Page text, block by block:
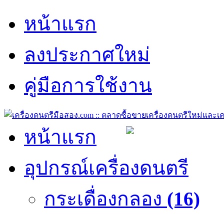
หน้าแรก
ลงประกาศใหม่
คู่มือการใช้งาน
หน้าแรก
อุปกรณ์เครื่องดนตรี
กระเดื่องกลอง (16)